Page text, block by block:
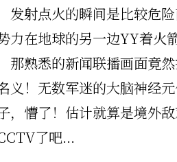
发射点火的瞬间是比较危
力在地球的另一边YY着火
那熟悉的新闻联播画面竟
义！无数军迷的大脑神经
，懵了！估计就算是境外
了吧...